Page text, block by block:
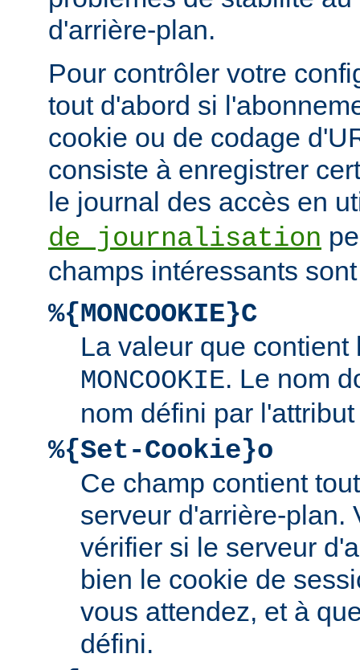
d'arrière-plan.
Pour contrôler votre
tout d'abord si
cookie ou de codage
consiste à enregistrer
le journal des accès en
de journalisation
champs intéressants
%{MONCOOKIE}C
La valeur que
MONCOOKIE. Le nom
nom défini par
%{Set-Cookie}o
Ce champ contient
serveur d'arrière-plan.
vérifier si le serveur
bien le cookie de
vous attendez, et à
défini.